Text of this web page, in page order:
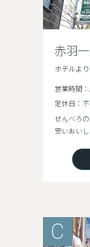
赤羽
ホテルよ
営業時間
定休日：
せんべろ
安いおい
C